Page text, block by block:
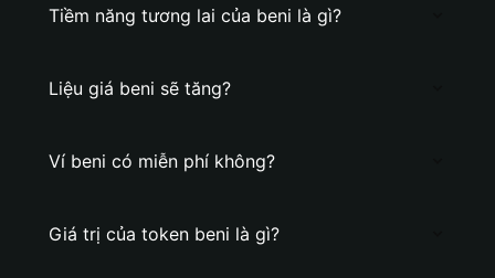
Tiềm năng tương lai của beni là gì?
Liệu giá beni sẽ tăng?
Ví beni có miễn phí không?
Giá trị của token beni là gì?